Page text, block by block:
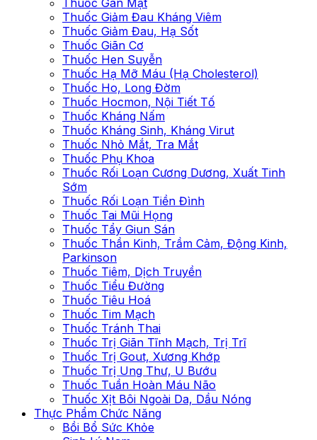
Thuốc Gan Mật
Thuốc Giảm Đau Kháng Viêm
Thuốc Giảm Đau, Hạ Sốt
Thuốc Giãn Cơ
Thuốc Hen Suyễn
Thuốc Hạ Mỡ Máu (Hạ Cholesterol)
Thuốc Ho, Long Đờm
Thuốc Hocmon, Nội Tiết Tố
Thuốc Kháng Nấm
Thuốc Kháng Sinh, Kháng Virut
Thuốc Nhỏ Mắt, Tra Mắt
Thuốc Phụ Khoa
Thuốc Rối Loạn Cương Dương, Xuất Tinh
Sớm
Thuốc Rối Loạn Tiền Đình
Thuốc Tai Mũi Họng
Thuốc Tẩy Giun Sán
Thuốc Thần Kinh, Trầm Cảm, Động Kinh,
Parkinson
Thuốc Tiêm, Dịch Truyền
Thuốc Tiểu Đường
Thuốc Tiêu Hoá
Thuốc Tim Mạch
Thuốc Tránh Thai
Thuốc Trị Giãn Tĩnh Mạch, Trị Trĩ
Thuốc Trị Gout, Xương Khớp
Thuốc Trị Ung Thư, U Bướu
Thuốc Tuần Hoàn Máu Não
Thuốc Xịt Bôi Ngoài Da, Dầu Nóng
Thực Phẩm Chức Năng
Bồi Bổ Sức Khỏe